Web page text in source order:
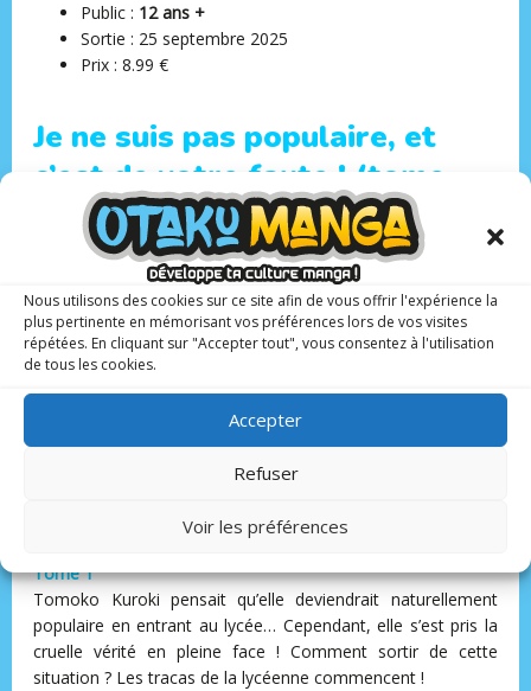
Nous utilisons des cookies sur ce site afin de vous offrir l'expérience la
plus pertinente en mémorisant vos préférences lors de vos visites
répétées. En cliquant sur "Accepter tout", vous consentez à l'utilisation
de tous les cookies.
Accepter
Refuser
Voir les préférences
Public : 12 ans +
Sortie : 25 septembre 2025
Prix : 8.99 €
Je ne suis pas populaire, et
c’est de votre faute ! (tome
1 et 2) — Éditions Noeve
Cette série, dont les deux premiers tomes sont
disponibles, fait partie des multiples parutions qui
célèbrent le retour de la maison d’édition Noeve. Prêts
à rencontrer la lycéenne la plus impopulaire du bahut
dans cette histoire pleine d’humour grinçant ?
Un school life pas comme les autres, porté par une héroïne
à contre-courant : maladroite, anti-héroïne assumée, mais
Tome 1
Tomoko Kuroki pensait qu’elle deviendrait naturellement
populaire en entrant au lycée… Cependant, elle s’est pris la
cruelle vérité en pleine face ! Comment sortir de cette
situation ? Les tracas de la lycéenne commencent !